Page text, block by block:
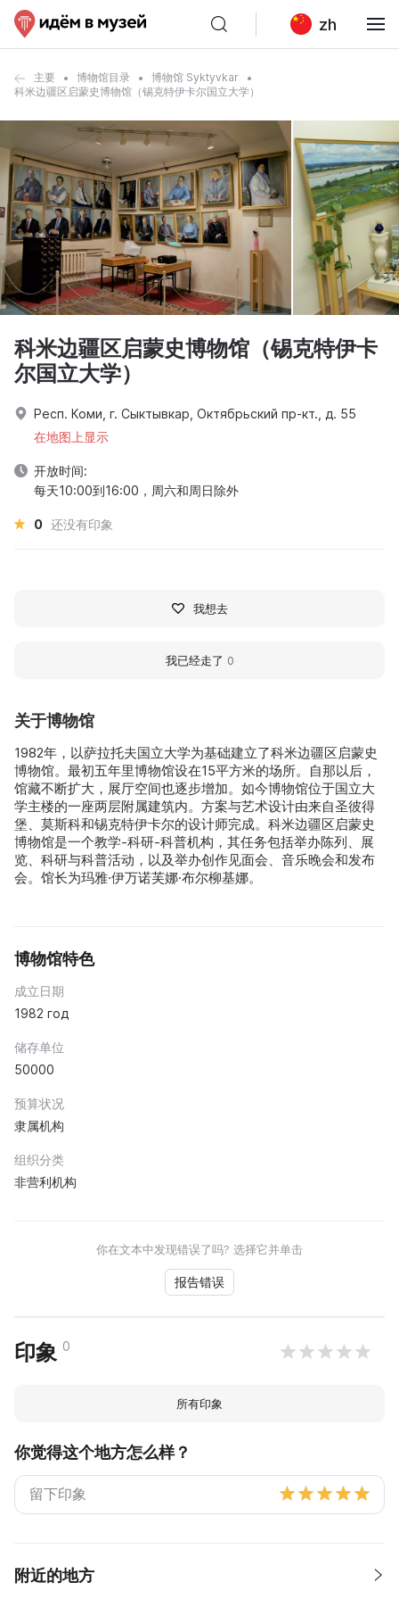
zh
主要 博物馆目录
博物馆 Syktyvkar
科米边疆区启蒙史博物馆（锡克特伊卡尔国立大学）
关于博物馆
1982年，以萨拉托夫国立大学为基础建立了科米边疆区启蒙史
博物馆。最初五年里博物馆设在15平方米的场所。自那以后，
馆藏不断扩大，展厅空间也逐步增加。如今博物馆位于国立大
学主楼的一座两层附属建筑内。方案与艺术设计由来自圣彼得
堡、莫斯科和锡克特伊卡尔的设计师完成。科米边疆区启蒙史
博物馆是一个教学-科研-科普机构，其任务包括举办陈列、展
览、科研与科普活动，以及举办创作见面会、音乐晚会和发布
会。馆长为玛雅·伊万诺芙娜·布尔柳基娜。
博物馆特色
成立日期
1982 год
储存单位
50000
预算状况
隶属机构
组织分类
非营利机构
你在文本中发现错误了吗? 选择它并单击
报告错误
印象 0
所有印象
你觉得这个地方怎么样？
附近的地方
科米边疆区启蒙史博物馆（锡克特伊卡
尔国立大学）
Респ. Коми, г. Сыктывкар, Октябрьский пр-кт., д. 55
在地图上显示
开放时间:
每天10:00到16:00，周六和周日除外
0 还没有印象
我想去
我已经走了 0